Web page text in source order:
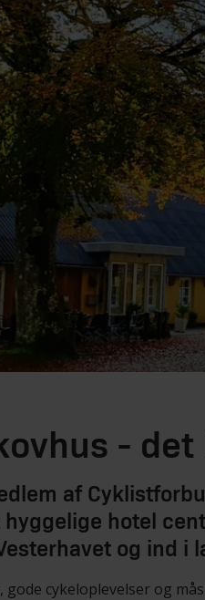
-
af
hotel
og ind i
gode cykeloplevelser og